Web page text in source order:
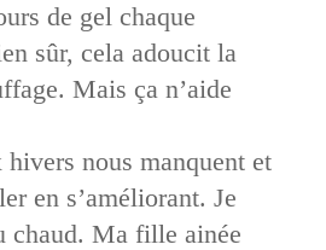
de gel chaque
sûr, cela adoucit la
Mais ça n’aide
nous manquent et
en s’améliorant. Je
chaud. Ma fille ainée